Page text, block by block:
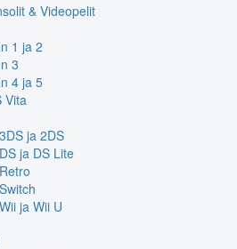
& Videopelit
1 ja 2
3
4 ja 5
Vita
ja 2DS
ja DS Lite
ja Wii U